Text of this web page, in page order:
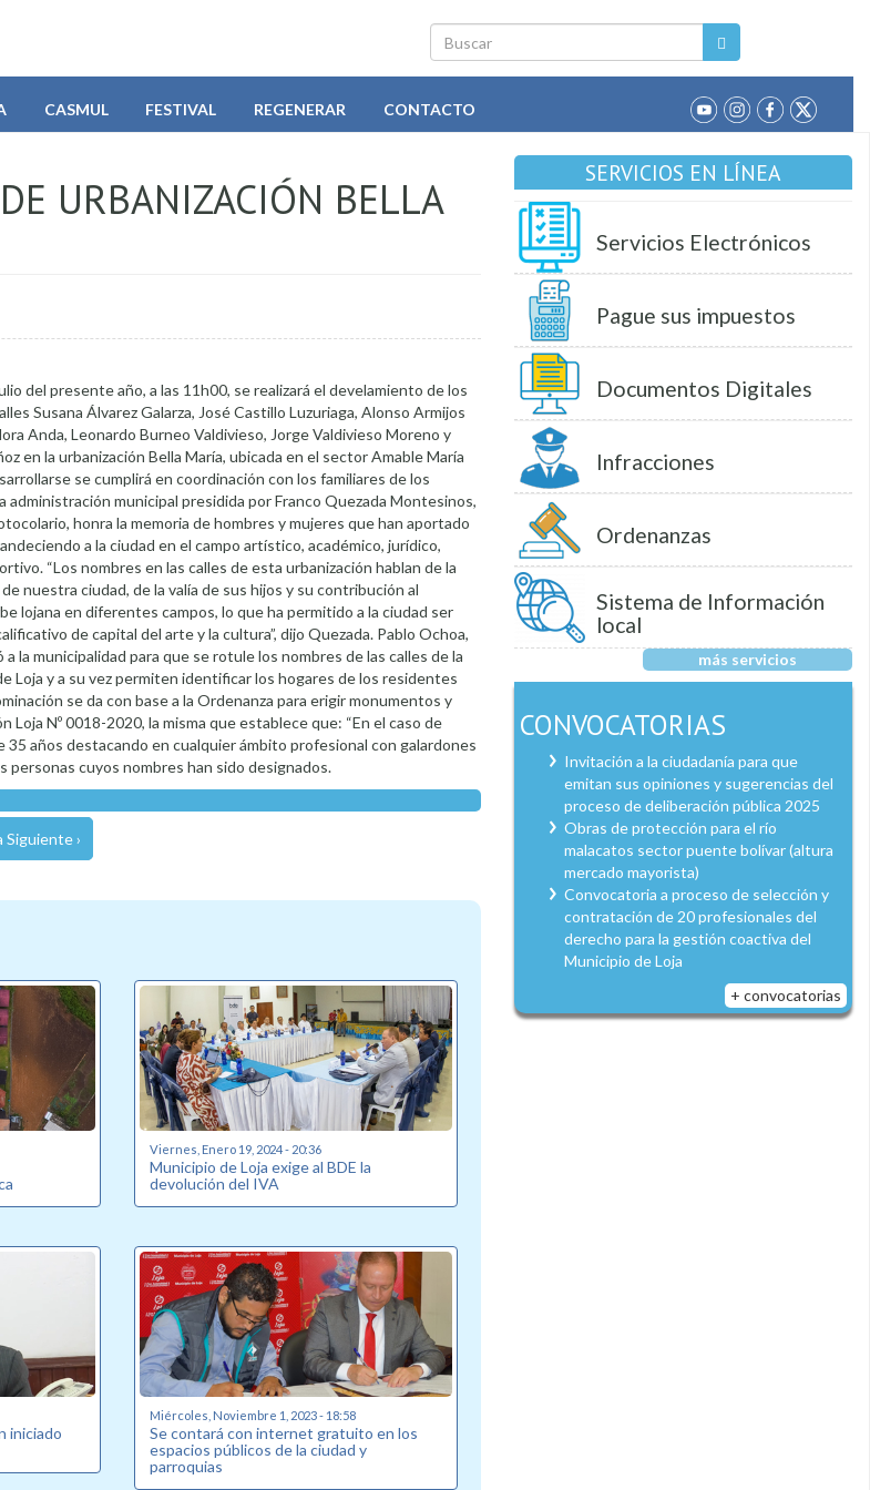
Buscar
CASMUL FESTIVAL REGENERAR CONTACTO
URBANIZACIÓN BELLA
del presente año, a las 11h00, se realizará el develamiento de los
Susana Álvarez Galarza, José Castillo Luzuriaga, Alonso Armijos
Anda, Leonardo Burneo Valdivieso, Jorge Valdivieso Moreno y
en la urbanización Bella María, ubicada en el sector Amable María
se cumplirá en coordinación con los familiares de los
administración municipal presidida por Franco Quezada Montesinos,
honra la memoria de hombres y mujeres que han aportado
a la ciudad en el campo artístico, académico, jurídico,
“Los nombres en las calles de esta urbanización hablan de la
nuestra ciudad, de la valía de sus hijos y su contribución al
lojana en diferentes campos, lo que ha permitido a la ciudad ser
de capital del arte y la cultura”, dijo Quezada. Pablo Ochoa,
municipalidad para que se rotule los nombres de las calles de la
Loja y a su vez permiten identificar los hogares de los residentes
se da con base a la Ordenanza para erigir monumentos y
Nº 0018-2020, la misma que establece que: “En el caso de
años destacando en cualquier ámbito profesional con galardones
personas cuyos nombres han sido designados.
Siguiente ›
Viernes, Enero 19, 2024 - 20:36
Municipio de Loja exige al BDE la
devolución del IVA
iniciado
Miércoles, Noviembre 1, 2023 - 18:58
Se contará con internet gratuito en los
espacios públicos de la ciudad y
parroquias
SERVICIOS EN LÍNEA
Servicios Electrónicos
Pague sus impuestos
Documentos Digitales
Infracciones
Ordenanzas
Sistema de Información
local
más servicios
CONVOCATORIAS
Invitación a la ciudadanía para que
emitan sus opiniones y sugerencias del
proceso de deliberación pública 2025
Obras de protección para el río
malacatos sector puente bolívar (altura
mercado mayorista)
Convocatoria a proceso de selección y
contratación de 20 profesionales del
derecho para la gestión coactiva del
Municipio de Loja
+ convocatorias